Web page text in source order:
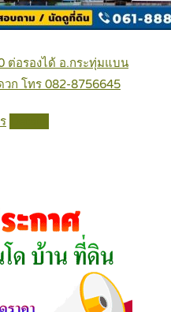
ต่อรองได้ อ.กระทุ่มแบน
วก โทร 082-8756645